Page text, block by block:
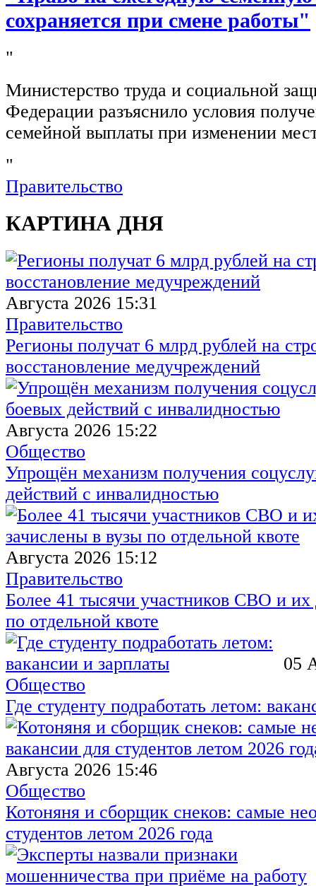
сохраняется при смене работы"
"
Министерство труда и социальной
Федерации разъяснило условия
семейной выплаты при изменении
"
Правительство
КАРТИНА ДНЯ
Августа 2026 15:31
Правительство
Регионы получат 6 млрд рублей на
восстановление медучреждений
Августа 2026 15:22
Общество
Упрощён механизм получения
действий с инвалидностью
Августа 2026 15:12
Правительство
Более 41 тысячи участников СВО и их
по отдельной квоте
05
Общество
Где студенту подработать летом:
Августа 2026 15:46
Общество
Котоняня и сборщик снеков: самые
студентов летом 2026 года